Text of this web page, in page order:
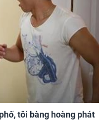
tôi bàng hoàng phát